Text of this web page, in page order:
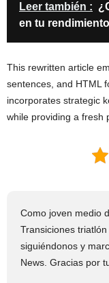
Leer también :
en tu
This rewritten article
sentences, and HTML
incorporates strategic
while providing a fresh
Como joven medio
Transiciones
siguiéndonos y
News. Gracias por